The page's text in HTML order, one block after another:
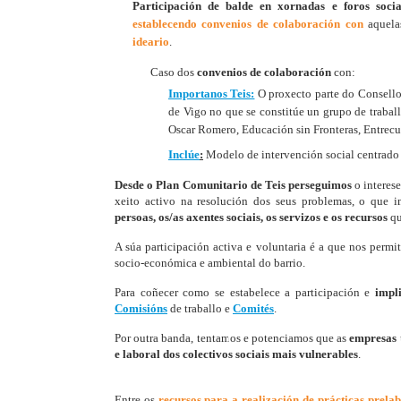
Participación de baldeen xornadas e foros
establecendo convenios de colaboración con
ideario.
Caso dos convenios de colaboración con:​
​Importanos Teis: O proxecto parte do
de Vigo no que se constitúe un grupo de
Oscar Romero, Educación sin Fronteras,
Inclúe: Modelo de intervención social centrado
Desde o Plan Comunitario de Teis perseguimos o
xeito activo na resolución dos seus problemas, o que
persoas, os/as axentes sociais, os servizos e os recursos
A súa participación activa e voluntaria é a que nos
socio-económica e ambiental do barrio.
Para coñecer como se estabelece a participación e
Comisións de traballo e Comités.
Por outra banda, tentamos e potenciamos que asempresas
e laboral dos colectivos sociais mais vulnerables.